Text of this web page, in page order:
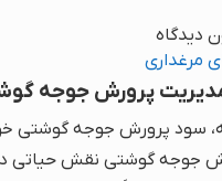
دیدگاه
این ۵ نکته، سود پرورش جوجه
جوجه گوشتی نقش حیاتی